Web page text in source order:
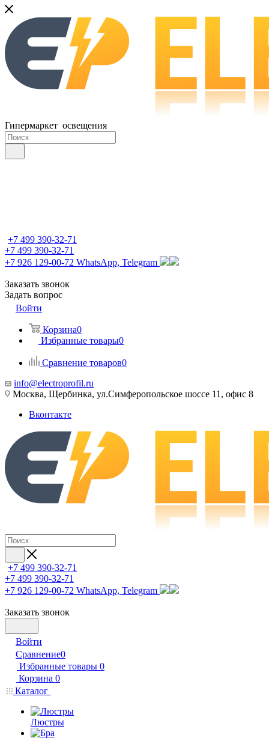
Гипермаркет освещения
+7 499 390-32-71
+7 499 390-32-71
+7 926 129-00-72 WhatsApp, Telegram
Заказать звонок
Задать вопрос
Войти
Корзина0
Избранные товары0
Сравнение товаров0
info@electroprofil.ru
Москва, Щербинка, ул.Симферопольское шоссе 11, офис 8
Вконтакте
+7 499 390-32-71
+7 499 390-32-71
+7 926 129-00-72 WhatsApp, Telegram
Заказать звонок
Войти
Сравнение0
Избранные товары 0
Корзина 0
Каталог
Люстры